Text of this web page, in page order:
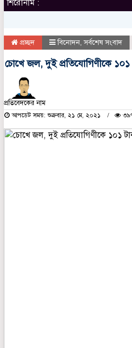
শিরোনাম :
প্রচ্ছদ বিনোদন,সর্বশেষ সংবাদ
চোখে জল, দুই প্রতিযোগিণীকে ১০১
প্রতিবেদকের নাম
আপডেট সময়: শুক্রবার, ২১ মে, ২০২১